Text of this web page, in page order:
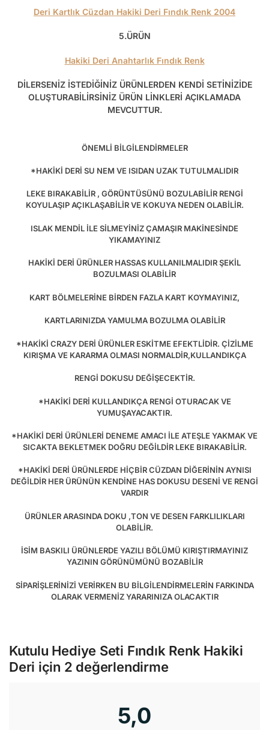
Deri Kartlık Cüzdan Hakiki Deri Fındık Renk 2004
5.ÜRÜN
Hakiki Deri Anahtarlık Fındık Renk
DİLERSENİZ İSTEDİĞİNİZ ÜRÜNLERDEN KENDİ SETİNİZİDE
OLUŞTURABİLİRSİNİZ ÜRÜN LİNKLERİ AÇIKLAMADA
MEVCUTTUR.
ÖNEMLİ BİLGİLENDİRMELER
*HAKİKİ DERİ SU NEM VE ISIDAN UZAK TUTULMALIDIR
LEKE BIRAKABİLİR , GÖRÜNTÜSÜNÜ BOZULABİLİR RENGİ
KOYULAŞIP AÇIKLAŞABİLİR VE KOKUYA NEDEN OLABİLİR.
ISLAK MENDİL İLE SİLMEYİNİZ ÇAMAŞIR MAKİNESİNDE
YIKAMAYINIZ
HAKİKİ DERİ ÜRÜNLER HASSAS KULLANILMALIDIR ŞEKİL
BOZULMASI OLABİLİR
KART BÖLMELERİNE BİRDEN FAZLA KART KOYMAYINIZ,
KARTLARINIZDA YAMULMA BOZULMA OLABİLİR
*HAKİKİ CRAZY DERİ ÜRÜNLER ESKİTME EFEKTLİDİR. ÇİZİLME
KIRIŞMA VE KARARMA OLMASI NORMALDİR,KULLANDIKÇA
RENGİ DOKUSU DEĞİŞECEKTİR.
*HAKİKİ DERİ KULLANDIKÇA RENGİ OTURACAK VE
YUMUŞAYACAKTIR.
*HAKİKİ DERİ ÜRÜNLERİ DENEME AMACI İLE ATEŞLE YAKMAK VE
SICAKTA BEKLETMEK DOĞRU DEĞİLDİR LEKE BIRAKABİLİR.
*HAKİKİ DERİ ÜRÜNLERDE HİÇBİR CÜZDAN DİĞERİNİN AYNISI
DEĞİLDİR HER ÜRÜNÜN KENDİNE HAS DOKUSU DESENİ VE RENGİ
VARDIR
ÜRÜNLER ARASINDA DOKU ,TON VE DESEN FARKLILIKLARI
OLABİLİR.
İSİM BASKILI ÜRÜNLERDE YAZILI BÖLÜMÜ KIRIŞTIRMAYINIZ
YAZININ GÖRÜNÜMÜNÜ BOZABİLİR
SİPARİŞLERİNİZİ VERİRKEN BU BİLGİLENDİRMELERİN FARKINDA
OLARAK VERMENİZ YARARINIZA OLACAKTIR
Kutulu Hediye Seti Fındık Renk Hakiki
Deri için 2 değerlendirme
5,0